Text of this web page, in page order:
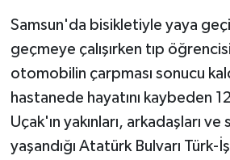
Samsun'da bisikletiyle yaya
geçmeye çalışırken tıp
otomobilin çarpması sonucu
hastanede hayatını kaybeden
Uçak'ın yakınları, arkadaşları ve
yaşandığı Atatürk Bulvarı Türk-